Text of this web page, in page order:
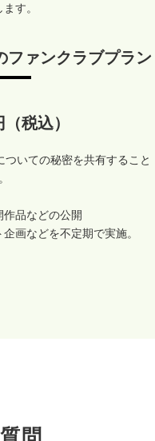
す。
ファンクラブプラン
（税込）
ついての秘密を共有すること
作品などの公開
画などを不定期で実施。
問